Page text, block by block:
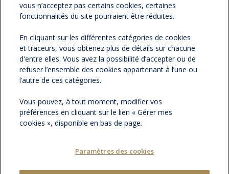
ESPACE PRESSE
NOS ACTUALITÉS
CONTACTEZ-NOUS
vous n’acceptez pas certains cookies, certaines
fonctionnalités du site pourraient être réduites.
En cliquant sur les différentes catégories de cookies
et traceurs, vous obtenez plus de détails sur chacune
d'entre elles. Vous avez la possibilité d’accepter ou de
refuser l’ensemble des cookies appartenant à l’une ou
l’autre de ces catégories.
Vous pouvez, à tout moment, modifier vos
préférences en cliquant sur le lien « Gérer mes
cookies », disponible en bas de page.
Paramètres des cookies